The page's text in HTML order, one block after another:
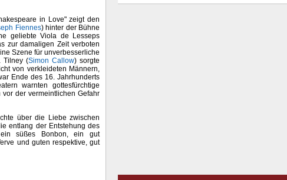
in Love" zeigt den
Fiennes) hinter der Bühne
geliebte Viola de Lesseps
zur damaligen Zeit verboten
Szene für unverbesserliche
Tilney (Simon Callow) sorgte
von verkleideten Männern,
Ende des 16. Jahrhunderts
warnten gottesfürchtige
der vermeintlichen Gefahr
über die Liebe zwischen
entlang der Entstehung des
süßes Bonbon, ein gut
und guten respektive, gut